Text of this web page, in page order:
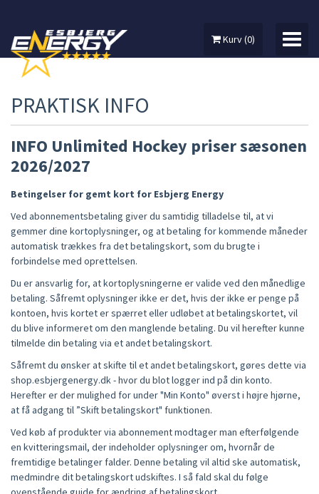
Kurv(0)
MIN KONTO
UNLIMITED
INFO
APP'EN
PRAKTISK INFO
INFO Unlimited Hockey priser sæsonen
2026/2027
Betingelser for gemt kort for Esbjerg Energy
Ved abonnementsbetaling giver du samtidig tilladelse til, at vi
gemmer dine kortoplysninger, og at betaling for kommende måneder
automatisk trækkes fra det betalingskort, som du brugte i
forbindelse med oprettelsen.
Du er ansvarlig for, at kort­oplysningerne er valide ved den månedlige
betaling. Såfremt oplysninger ikke er det, hvis der ikke er penge på
kontoen, hvis kortet er spærret eller udløbet at betalingskortet, vil
du blive informeret om den manglende betaling. Du vil herefter kunne
tilmelde din betaling via et andet betalingskort.
Såfremt du ønsker at skifte til et andet betalingskort, gøres dette via
shop.esbjergenergy.dk - hvor du blot logger ind på din konto.
Herefter er der mulighed for under "Min Konto" øverst i højre hjørne,
at få adgang til ”Skift betalingskort" funktionen.
Ved køb af produkter via abonnement modtager man efterfølgende
en kvitteringsmail, der indeholder oplysninger om, hvornår de
fremtidige betalinger falder. Denne betaling vil altid ske automatisk,
medmindre dit betalingskort udskiftes. I så fald skal du følge